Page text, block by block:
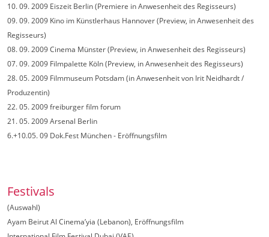
10. 09. 2009 Eiszeit Berlin (Premiere in Anwesenheit des Regisseurs)
09. 09. 2009 Kino im Künstlerhaus Hannover (Preview, in Anwesenheit des
Regisseurs)
08. 09. 2009 Cinema Münster (Preview, in Anwesenheit des Regisseurs)
07. 09. 2009 Filmpalette Köln (Preview, in Anwesenheit des Regisseurs)
28. 05. 2009 Filmmuseum Potsdam (in Anwesenheit von Irit Neidhardt /
Produzentin)
22. 05. 2009 freiburger film forum
21. 05. 2009 Arsenal Berlin
6.+10.05. 09 Dok.Fest München - Eröffnungsfilm
Festivals
(Auswahl)
Ayam Beirut Al Cinema’yia (Lebanon), Eröffnungsfilm